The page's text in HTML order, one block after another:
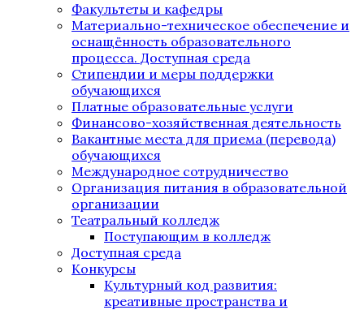
Факультеты и кафедры
Материально-техническое обеспечение и
оснащённость образовательного
процесса. Доступная среда
Стипендии и меры поддержки
обучающихся
Платные образовательные услуги
Финансово-хозяйственная деятельность
Вакантные места для приема (перевода)
обучающихся
Международное сотрудничество
Организация питания в образовательной
организации
Театральный колледж
Поступающим в колледж
Доступная среда
Конкурсы
Культурный код развития:
креативные пространства и